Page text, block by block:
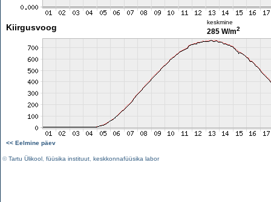
Kiirgusvoog
keskmine
285 W/m2
<< Eelmine päev
©Tartu Ülikool füüsika instituut keskkonnafüüsika labor